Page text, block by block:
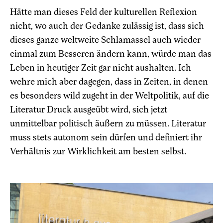
Hätte man dieses Feld der kulturellen Reflexion
nicht, wo auch der Gedanke zulässig ist, dass sich
dieses ganze weltweite Schlamassel auch wieder
einmal zum Besseren ändern kann, würde man das
Leben in heutiger Zeit gar nicht aushalten. Ich
wehre mich aber dagegen, dass in Zeiten, in denen
es besonders wild zugeht in der Weltpolitik, auf die
Literatur Druck ausgeübt wird, sich jetzt
unmittelbar politisch äußern zu müssen. Literatur
muss stets autonom sein dürfen und definiert ihr
Verhältnis zur Wirklichkeit am besten selbst.